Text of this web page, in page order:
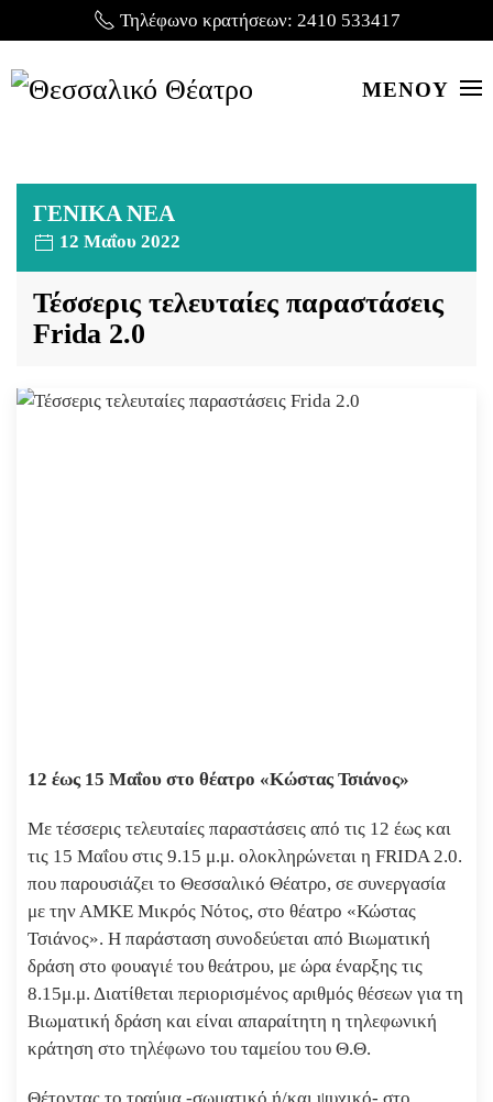
Τηλέφωνο κρατήσεων: 2410 533417
ΜΕΝΟΥ
ΓΕΝΙΚΑ ΝΕΑ
12 Μαΐου 2022
Τέσσερις τελευταίες παραστάσεις
Frida 2.0
12 έως 15 Μαΐου στο θέατρο «Κώστας Τσιάνος»
Με τέσσερις τελευταίες παραστάσεις από τις 12 έως και
τις 15 Μαΐου στις 9.15 μ.μ. ολοκληρώνεται η FRIDA 2.0.
που παρουσιάζει το Θεσσαλικό Θέατρο, σε συνεργασία
με την ΑΜΚΕ Μικρός Νότος, στο θέατρο «Κώστας
Τσιάνος». Η παράσταση συνοδεύεται από Βιωματική
δράση στο φουαγιέ του θεάτρου, με ώρα έναρξης τις
8.15μ.μ. Διατίθεται περιορισμένος αριθμός θέσεων για τη
Βιωματική δράση και είναι απαραίτητη η τηλεφωνική
κράτηση στο τηλέφωνο του ταμείου του Θ.Θ.
Θέτοντας το τραύμα -σωματικό ή/και ψυχικό- στο